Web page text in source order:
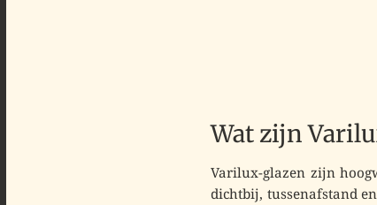
Wat zijn
Varilux-glazen zijn
dichtbij, tussenafstand